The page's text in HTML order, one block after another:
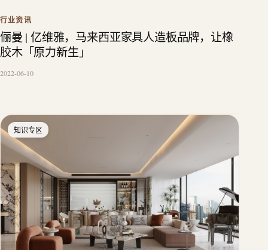
行业资讯
俪曼 | 亿维雅，马来西亚家具人造板品牌，让橡
胶木「原力新生」
2022-06-10
知识专区